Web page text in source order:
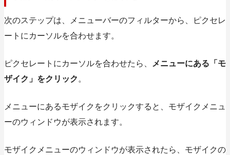
次のステップは、
メニューバーのフィルターから、ピクセレ
ートにカーソルを合わせます。
ピクセレートにカーソルを合わせたら、
メニューにある「モ
ザイク」をクリック 。
メニューにあるモザイクをクリックすると、モザイクメニュ
ーのウィンドウが表示されます。
モザイクメニューのウィンドウが表示されたら、モザイクの